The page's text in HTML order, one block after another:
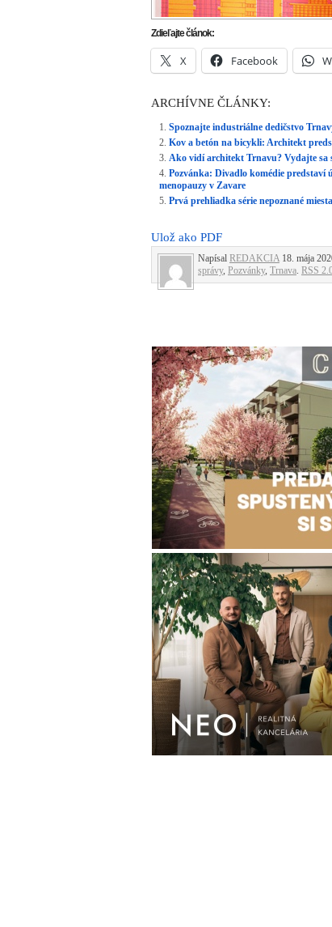
Zdieľajte článok:
X Facebook
ARCHÍVNE ČLÁNKY:
Spoznajte industriálne dedičstvo
Kov a betón na bicykli: Architekt
Ako vidí architekt Trnavu? Vydajte sa
Pozvánka: Divadlo komédie predstaví
menopauzy v Zavare
Prvá prehliadka série nepoznané
Ulož ako PDF
Napísal REDAKCIA 18. mája
správy, Pozvánky, Trnava. RSS